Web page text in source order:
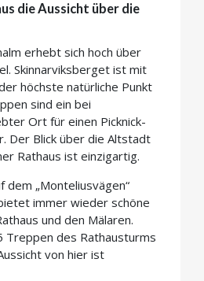
die Aussicht über die
erhebt sich hoch über
Skinnarviksberget ist mit
höchste natürliche Punkt
sind ein bei
Ort für einen Picknick-
Der Blick über die Altstadt
Rathaus ist einzigartig.
dem „Monteliusvägen“
immer wieder schöne
und den Mälaren.
Treppen des Rathausturms
von hier ist